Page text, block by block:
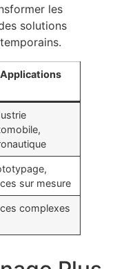
les
solutions
Applications
sur mesure
complexes